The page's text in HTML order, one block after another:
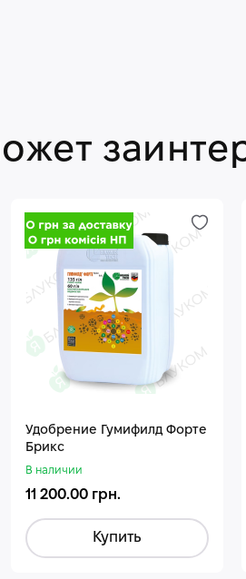
Удобрение Гумифилд Форте
Брикс
В наличии
11 200.00 грн.
Купить